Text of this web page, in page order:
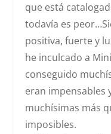
que está
todavía es
positiva, fuerte y
he inculcado a
conseguido
eran impensables
muchísimas más
imposibles.